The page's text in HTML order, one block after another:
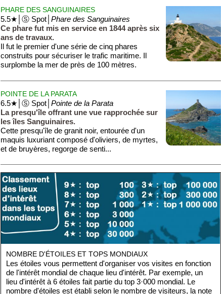
PHARE DES SANGUINAIRES
5.5★│Ⓢ Spot│Phare des Sanguinaires
Ce phare fut mis en service en 1844 après six
ans de travaux.
Il fut le premier d'une série de cinq phares
construits pour sécuriser le trafic maritime. Il
surplombe la mer de près de 100 mètres.
POINTE DE LA PARATA
6.5★│Ⓢ Spot│Pointe de la Parata
La presqu'île offrant une vue rapprochée sur
les îles Sanguinaires.
Cette presqu'île de granit noir, entourée d'un
maquis luxuriant composé d'oliviers, de myrtes,
et de bruyères, regorge de senti...
NOMBRE D'ÉTOILES ET TOPS MONDIAUX
Les étoiles vous permettent d'organiser vos visites en fonction
de l'intérêt mondial de chaque lieu d'intérêt. Par exemple, un
lieu d'intérêt à 6 étoiles fait partie du top 3·000 mondial. Le
nombre d'étoiles est établi selon le nombre de visiteurs, la note